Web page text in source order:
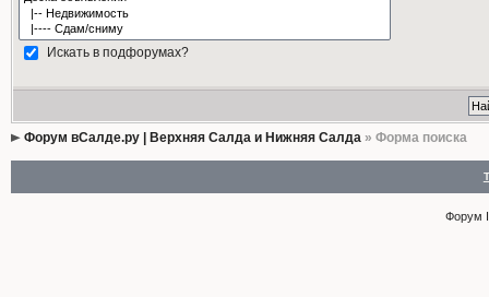
Искать в подфорумах?
Форум вСалде.ру | Верхняя Салда и Нижняя Салда» Форма поиска
Форум